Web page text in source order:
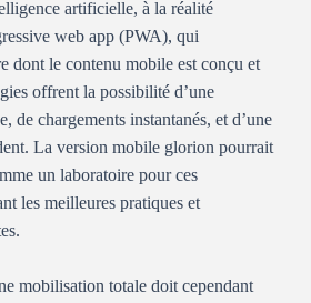
artificielle, à la réalité
web app (PWA), qui
dont le contenu mobile est conçu et
offrent la possibilité d’une
de chargements instantanés, et d’une
La version mobile glorion pourrait
un laboratoire pour ces
les meilleures pratiques et
mobilisation totale doit cependant